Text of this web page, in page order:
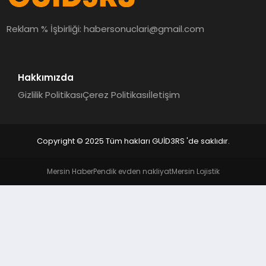
MAGAZIN
Reklam % İşbirliği:habersonuclari@gmail.com
Hakkımızda
Gizlilik PolitikasıÇerez Politikasıİletişim
Copyright © 2025 Tüm hakları GUİD3RS 'de saklıdır.
Mersin HaberPendik evden nakliyatMersin Lojistik